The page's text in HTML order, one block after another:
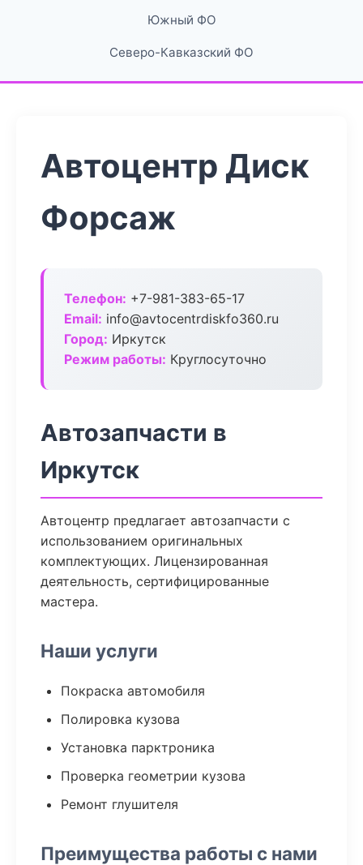
Южный ФО
Северо-Кавказский ФО
Автоцентр Диск
Форсаж
Телефон: +7-981-383-65-17
Email: info@avtocentrdiskfo360.ru
Город: Иркутск
Режим работы: Круглосуточно
Автозапчасти в
Иркутск
Автоцентр предлагает автозапчасти с
использованием оригинальных
комплектующих. Лицензированная
деятельность, сертифицированные
мастера.
Наши услуги
Покраска автомобиля
Полировка кузова
Установка парктроника
Проверка геометрии кузова
Ремонт глушителя
Преимущества работы с нами